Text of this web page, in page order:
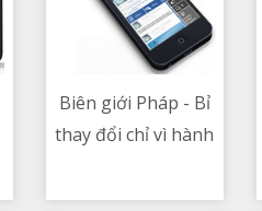
Biên giới Pháp - Bỉ
thay đổi chỉ vì hành
dân